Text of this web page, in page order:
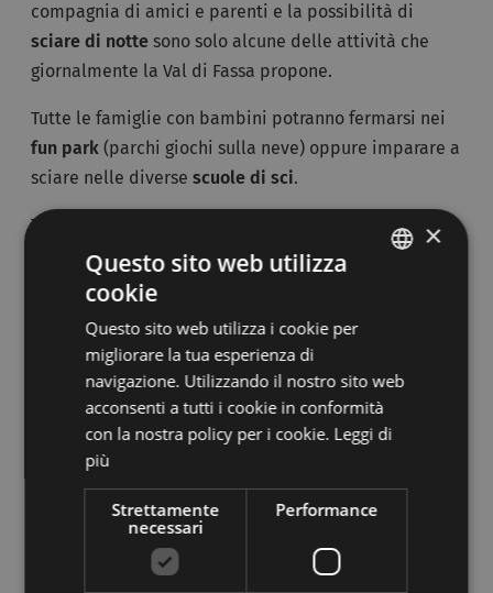
compagnia di amici e parenti e la possibilità di
sciare di nottesono solo alcune delle attività che
giornalmente la Val di Fassa propone.
Tutte le famiglie con bambini potranno fermarsi nei
fun park(parchi giochi sulla neve) oppure imparare a
sciare nelle diverse scuole di sci.
Tanti rifugi e baite dove rilassarsi tra una discesa e
l’altra, gustare i piatti della tradizione trentina e
conoscere la cultura ladina.
Ecco alcuni dati interessanti su questo comprensorio
sciistico del Trentino:
9 skiarea;
86 impianti di risalita;
122 piste;
230 km di piste;
×
Questo sito web utilizza
cookie
Questo sito web utilizza i cookie per
migliorare la tua esperienza di
navigazione. Utilizzando il nostro sito web
acconsenti a tutti i cookie in conformità
con la nostra policy per i cookie. Leggi di
più
Strettamente
necessari
Performance